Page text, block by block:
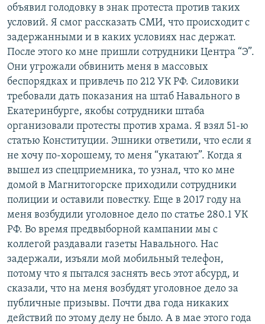
объявил голодовку в знак протеста против таких
условий. Я смог рассказать СМИ, что происходит с
задержанными и в каких условиях нас держат.
После этого ко мне пришли сотрудники Центра “Э”.
Они угрожали обвинить меня в массовых
беспорядках и привлечь по 212 УК РФ. Силовики
требовали дать показания на штаб Навального в
Екатеринбурге, якобы сотрудники штаба
организовали протесты против храма. Я взял 51-ю
статью Конституции. Эшники ответили, что если я
не хочу по-хорошему, то меня “укатают”. Когда я
вышел из спецприемника, то узнал, что ко мне
домой в Магнитогорске приходили сотрудники
полиции и оставили повестку. Еще в 2017 году на
меня возбудили уголовное дело по статье 280.1 УК
РФ. Во время предвыборной кампании мы с
коллегой раздавали газеты Навального. Нас
задержали, изъяли мой мобильный телефон,
потому что я пытался заснять весь этот абсурд, и
сказали, что на меня возбудят уголовное дело за
публичные призывы. Почти два года никаких
действий по этому делу не было. А в мае этого года